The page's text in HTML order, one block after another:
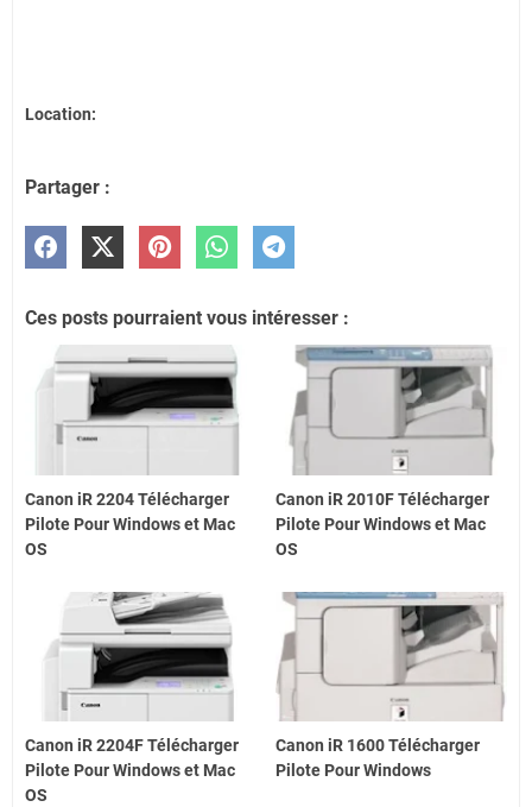
Location:
Partager :
Ces posts pourraient vous intéresser :
Canon iR 2204 Télécharger
Pilote Pour Windows et Mac
OS
Canon iR 2010F Télécharger
Pilote Pour Windows et Mac
OS
Canon iR 2204F Télécharger
Pilote Pour Windows et Mac
OS
Canon iR 1600 Télécharger
Pilote Pour Windows